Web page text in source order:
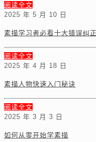
阅读全文
2025 年 5 月 10 日
素描学习者必看十大错误纠
阅读全文
2025 年 4 月 18 日
素描人物快速入门秘诀
阅读全文
2025 年 3 月 3 日
如何从零开始学素描